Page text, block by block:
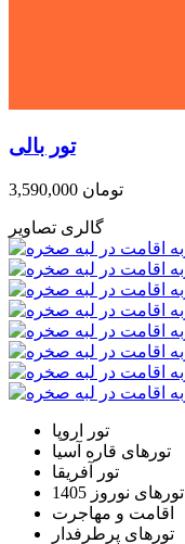
تور بالی
3,590,000 تومان
گالری تصاویر
تور اروپا
تورهای قاره آسیا
تور آفریقا
تورهای نوروز 1405
اقامت و مهاجرت
تورهای پرطرفدار